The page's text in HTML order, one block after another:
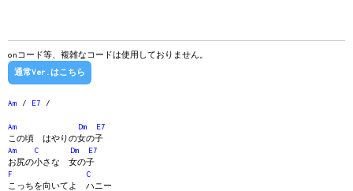
onコード等、複雑なコードは使用しておりません。
通常Ver.はこちら
Am / E7 /
Am Dm
E7
この頃 はやりの女の子
Am
C Dm
E7
お尻の小さな 女の子
F
C
こっちを向いてよ ハニー